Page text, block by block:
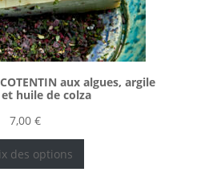
aux algues, argile
huile de colza
7,00€
des options